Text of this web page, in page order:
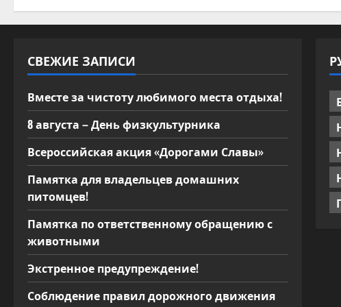
октября
2020
территориальной
комиссии
по
правонарушений
на
территории
Стародеревянковского
сельского
поселения
СВЕЖИЕ ЗАПИСИ
Вместе за чистоту любимого места отдыха!
8 августа – День физкультурника
Всероссийская акция «Дорогами Славы»
Памятка для владельцев домашних
питомцев!
Памятка по ответственному обращению с
животными
Экстренное предупреждение!
Соблюдение правил дорожного движения